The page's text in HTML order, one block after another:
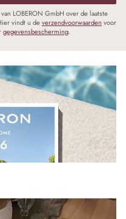
LOBERON GmbH over de laatste
vindt u deverzendvoorwaarden voor
gegevensbescherming.